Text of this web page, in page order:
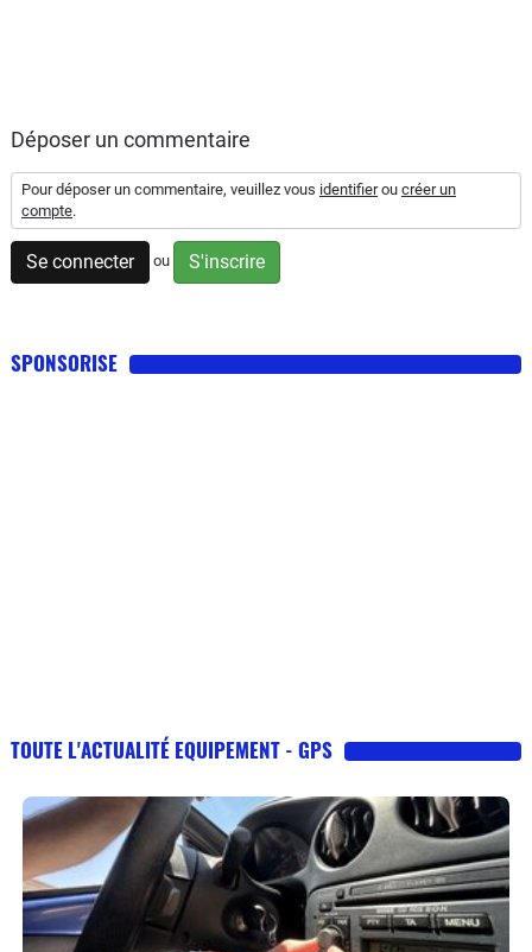
Déposer un commentaire
Pour déposer un commentaire, veuillez vous identifierou créer un
compte.
Se connecter ou S'inscrire
SPONSORISE
TOUTE L'ACTUALITÉ EQUIPEMENT - GPS